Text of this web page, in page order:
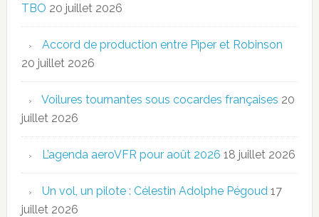
TBO 20 juillet 2026
Accord de production entre Piper et Robinson
20 juillet 2026
Voilures tournantes sous cocardes françaises 20
juillet 2026
L’agenda aeroVFR pour août 2026 18 juillet 2026
Un vol, un pilote : Célestin Adolphe Pégoud 17
juillet 2026